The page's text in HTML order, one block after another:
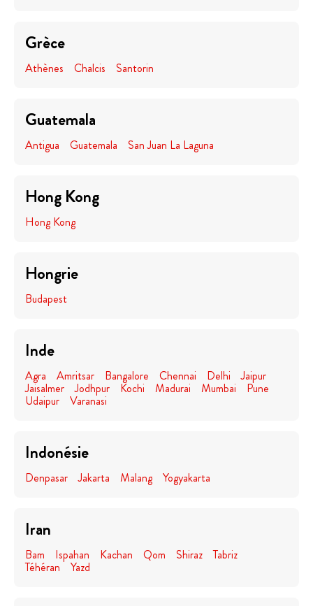
Grèce
Athènes Chalcis Santorin
Guatemala
Antigua Guatemala San Juan La Laguna
Hong Kong
Hong Kong
Hongrie
Budapest
Inde
Agra Amritsar Bangalore Chennai Delhi Jaipur
Jaisalmer Jodhpur Kochi Madurai Mumbai Pune
Udaipur Varanasi
Indonésie
Denpasar Jakarta Malang Yogyakarta
Iran
Bam Ispahan Kachan Qom Shiraz Tabriz
Téhéran Yazd